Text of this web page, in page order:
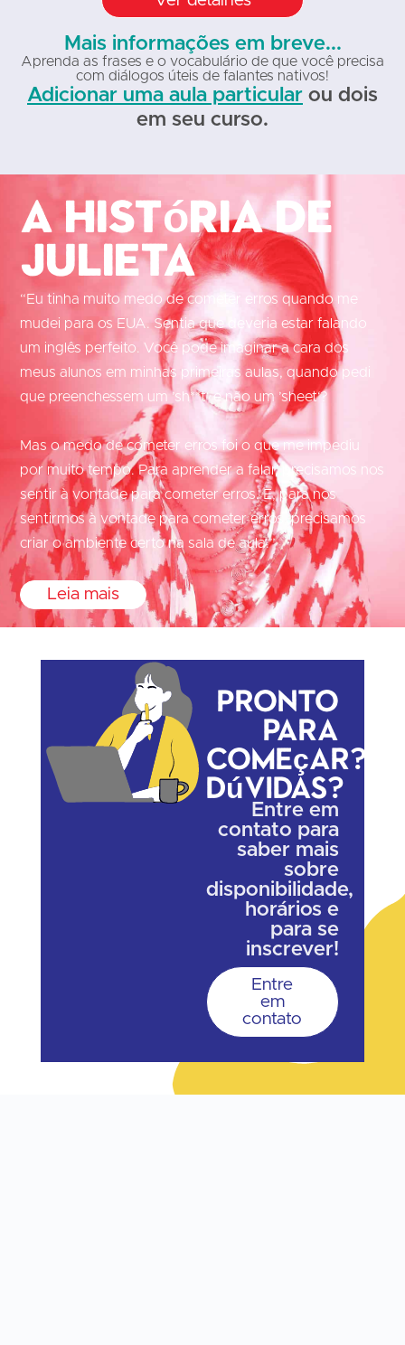
Mais informações em breve...
Aprenda as frases e o vocabulário de que você precisa
com diálogos úteis de falantes nativos!
Adicionar uma aula particular ou dois
em seu curso.
A história de
Julieta
“Eu tinha muito medo de cometer erros quando me
mudei para os EUA. Sentia que deveria estar falando
um inglês perfeito. Você pode imaginar a cara dos
meus alunos em minhas primeiras aulas, quando pedi
que preenchessem um ’sh**t‘ e não um ’sheet‘?
Mas o medo de cometer erros foi o que me impediu
por muito tempo. Para aprender a falar, precisamos nos
sentir à vontade para cometer erros. E, para nos
sentirmos à vontade para cometer erros, precisamos
criar o ambiente certo na sala de aula.”
Leia mais
Pronto
para
começar?
Dúvidas?
Entre em
contato para
saber mais
sobre
disponibilidade,
horários e
para se
inscrever!
Entre
em
contato